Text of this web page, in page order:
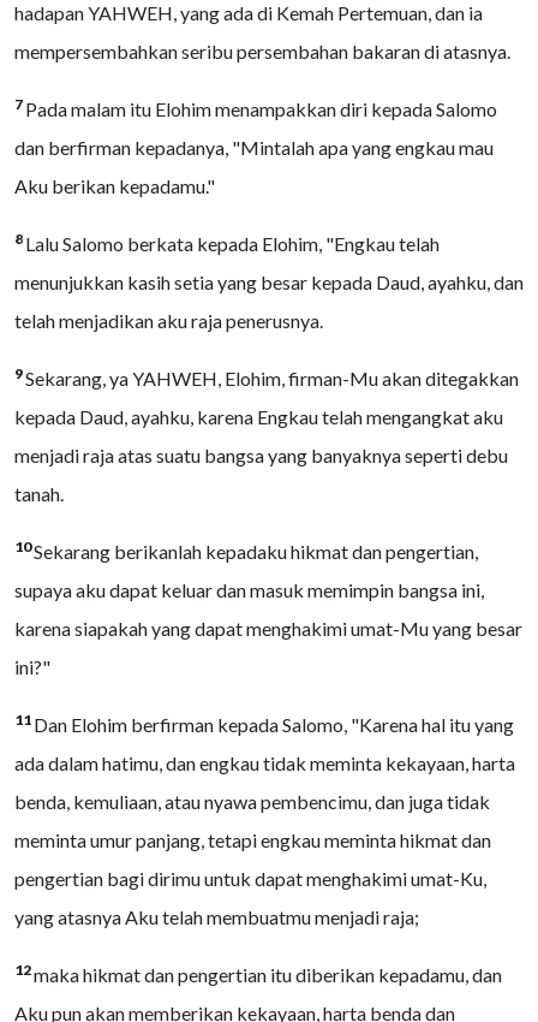
hadapan YAHWEH, yang ada di Kemah Pertemuan, dan ia
mempersembahkan seribu persembahan bakaran di atasnya.
7 Pada malam itu Elohim menampakkan diri kepada Salomo
dan berfirman kepadanya, "Mintalah apa yang engkau mau
Aku berikan kepadamu."
8 Lalu Salomo berkata kepada Elohim, "Engkau telah
menunjukkan kasih setia yang besar kepada Daud, ayahku, dan
telah menjadikan aku raja penerusnya.
9Sekarang, ya YAHWEH, Elohim, firman-Mu akan ditegakkan
kepada Daud, ayahku, karena Engkau telah mengangkat aku
menjadi raja atas suatu bangsa yang banyaknya seperti debu
tanah.
10Sekarang berikanlah kepadaku hikmat dan pengertian,
supaya aku dapat keluar dan masuk memimpin bangsa ini,
karena siapakah yang dapat menghakimi umat-Mu yang besar
ini?"
11 Dan Elohim berfirman kepada Salomo, "Karena hal itu yang
ada dalam hatimu, dan engkau tidak meminta kekayaan, harta
benda, kemuliaan, atau nyawa pembencimu, dan juga tidak
meminta umur panjang, tetapi engkau meminta hikmat dan
pengertian bagi dirimu untuk dapat menghakimi umat-Ku,
yang atasnya Aku telah membuatmu menjadi raja;
12maka hikmat dan pengertian itu diberikan kepadamu, dan
Aku pun akan memberikan kekayaan, harta benda dan